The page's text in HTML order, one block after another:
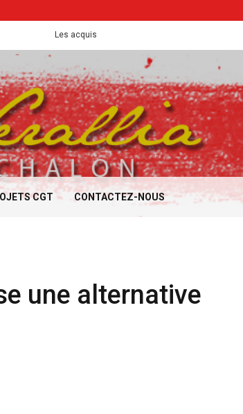
Les acquis sont mis a mal pour servir le capital
CGT CONTACTEZ-NOUS
une alternative